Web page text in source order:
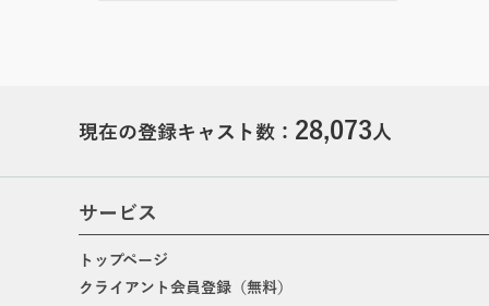
現在の登録キャスト数： 28,073人
サービス
トップページ
クライアント会員登録（無料）